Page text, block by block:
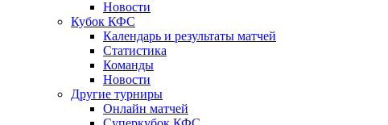
Новости
Кубок КФС
Календарь и результаты матчей
Статистика
Команды
Новости
Другие турниры
Онлайн матчей